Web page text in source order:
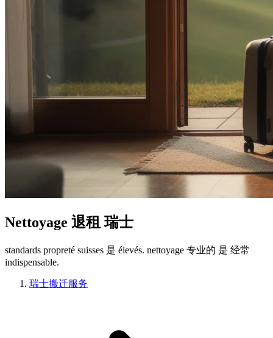
Nettoyage 退租 瑞士
standards propreté suisses 是 élevés. nettoyage 专业的 是 经常
indispensable.
瑞士搬迁服务